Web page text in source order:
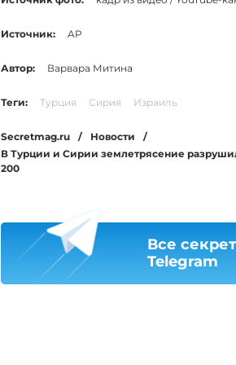
Источник: AP
Автор: Варвара Митина
Теги: Турция Сирия Израиль
Secretmag.ru / Новости
/
В Турции и Сирии землетрясение
200
Все
Telegram